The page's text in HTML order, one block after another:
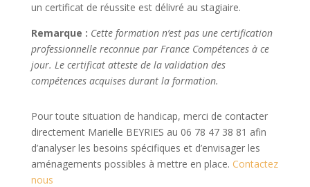
un certificat de réussite est délivré au stagiaire.
Remarque : Cette formation n’est pas une certification
professionnelle reconnue par France Compétences à ce
jour. Le certificat atteste de la validation des
compétences acquises durant la formation.
Pour toute situation de handicap, merci de contacter
directement Marielle BEYRIES au 06 78 47 38 81 afin
d’analyser les besoins spécifiques et d’envisager les
aménagements possibles à mettre en place. Contactez
nous